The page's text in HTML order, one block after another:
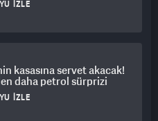
İZLE
kasasına servet akacak!
daha petrol sürprizi
İZLE